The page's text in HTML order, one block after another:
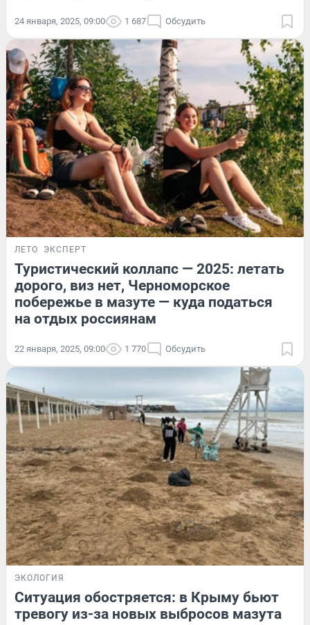
24 января, 2025, 09:00 1 687 Обсудить
ЛЕТО ЭКСПЕРТ
Туристический коллапс — 2025: летать
дорого, виз нет, Черноморское
побережье в мазуте — куда податься
на отдых россиянам
22 января, 2025, 09:00 1 770 Обсудить
ЭКОЛОГИЯ
Ситуация обостряется: в Крыму бьют
тревогу из-за новых выбросов мазута